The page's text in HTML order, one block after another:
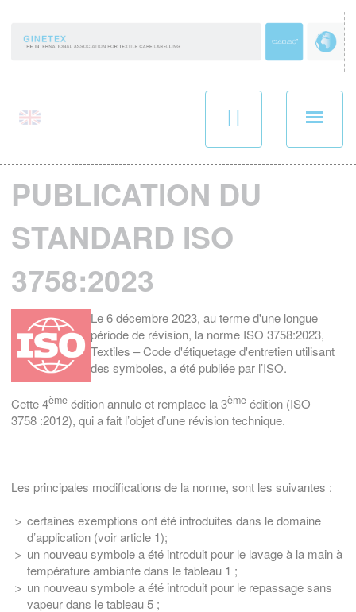
PUBLICATION DU
STANDARD ISO
3758:2023
Le 6 décembre 2023, au terme d'une longue
période de révision, la norme ISO 3758:2023,
Textiles – Code d'étiquetage d'entretien utilisant
des symboles, a été publiée par l’ISO.
Cette 4ème édition annule et remplace la 3ème édition (ISO
3758 :2012), qui a fait l’objet d’une révision technique.
Les principales modifications de la norme, sont les suivantes :
certaines exemptions ont été introduites dans le domaine
d’application (voir article 1);
un nouveau symbole a été introduit pour le lavage à la main à
température ambiante dans le tableau 1 ;
un nouveau symbole a été introduit pour le repassage sans
vapeur dans le tableau 5 ;